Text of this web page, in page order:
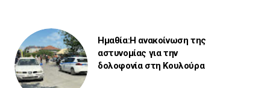
Ημαθία:Η ανακοίνωση της
αστυνομίας για την
δολοφονία στη Κουλούρα